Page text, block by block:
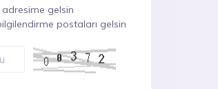
gelsin
postaları gelsin